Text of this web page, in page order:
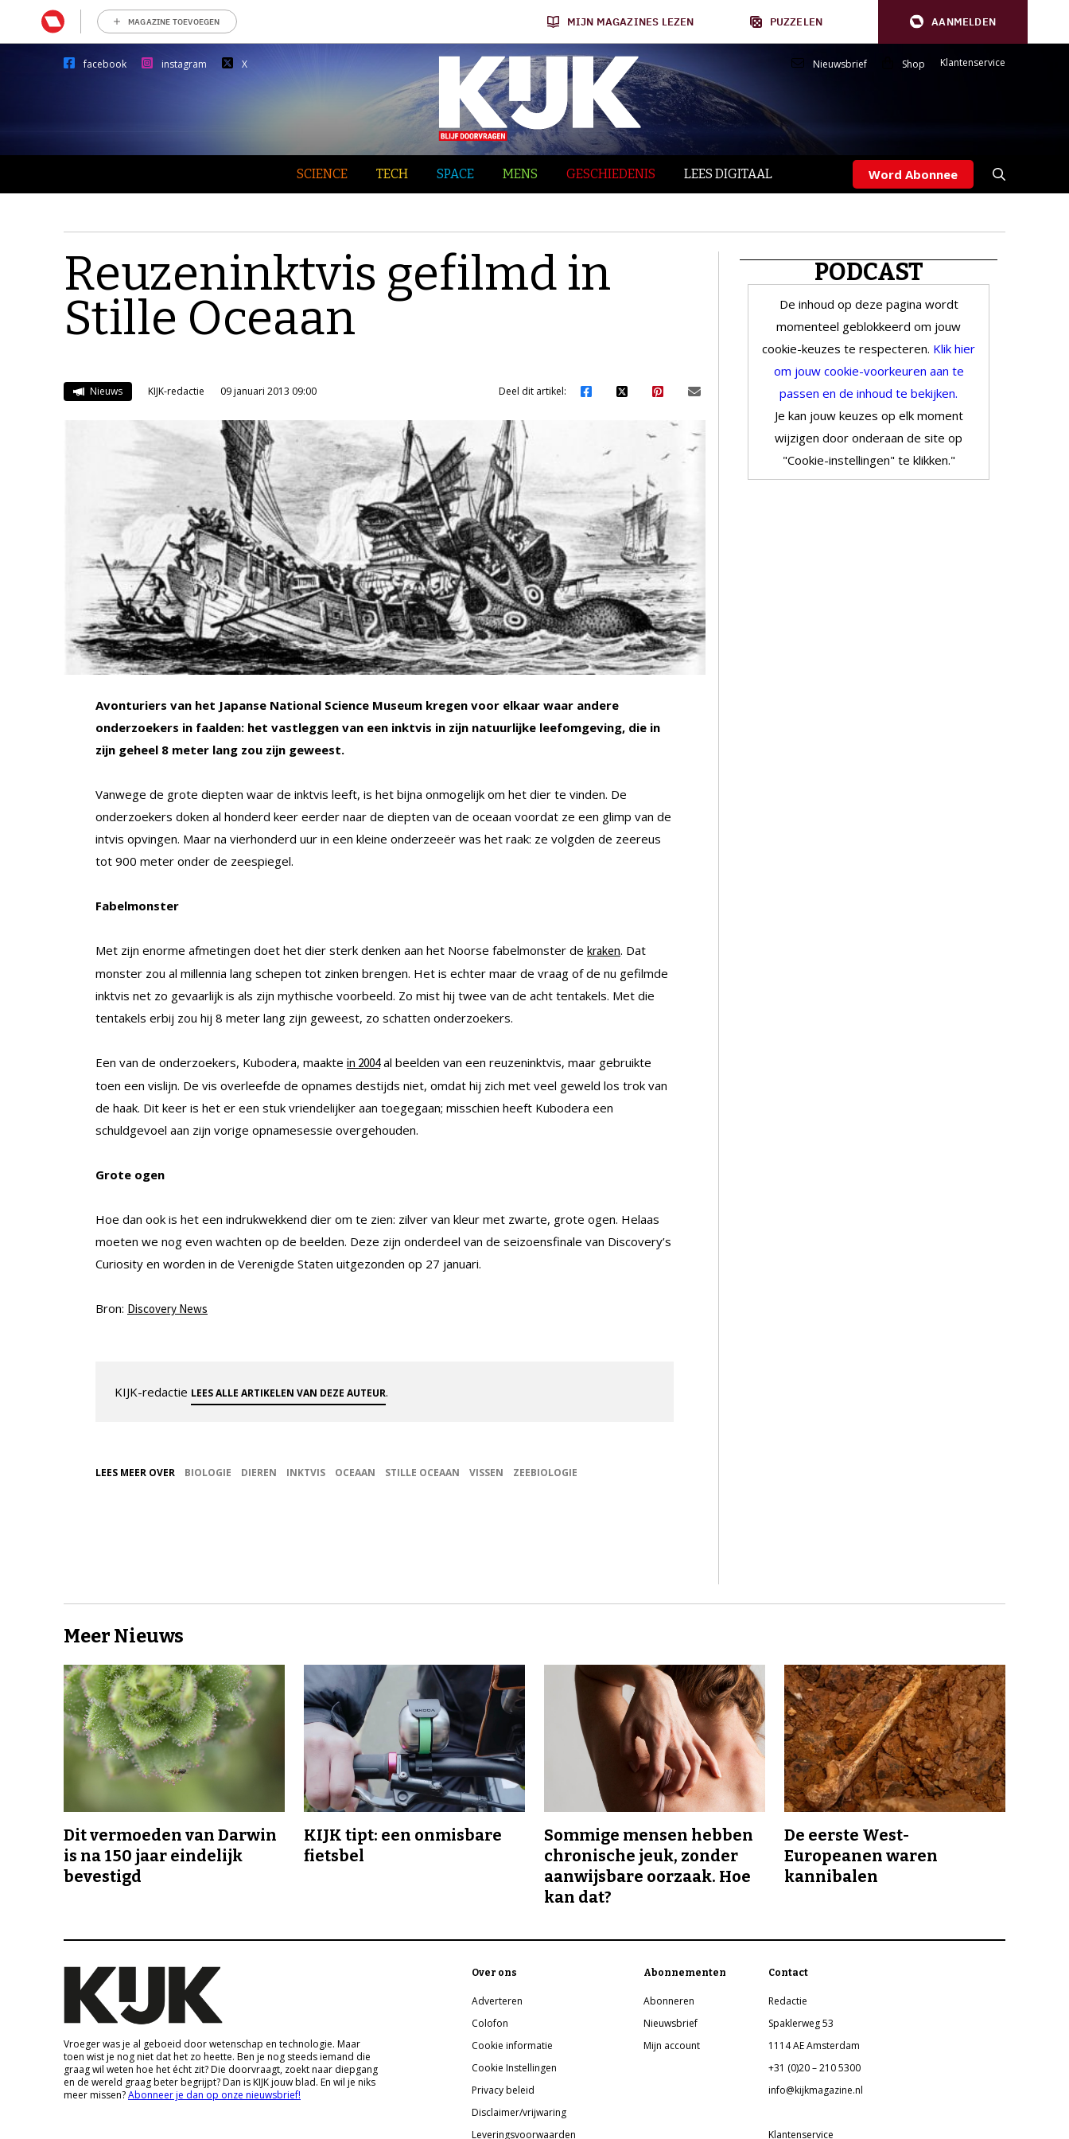
MAGAZINE TOEVOEGEN MIJN MAGAZINES LEZEN PUZZELEN AANMELDEN
facebook instagram X Nieuwsbrief Shop Klantenservice
SCIENCE TECH SPACE MENS GESCHIEDENIS LEES DIGITAAL Word Abonnee
Reuzeninktvis gefilmd in
Stille Oceaan
Nieuws KIJK-redactie 09 januari 2013 09:00 Deel dit artikel:
Avonturiers van het Japanse National Science Museum kregen voor elkaar waar andere
onderzoekers in faalden: het vastleggen van een inktvis in zijn natuurlijke leefomgeving, die in
zijn geheel 8 meter lang zou zijn geweest.
Vanwege de grote diepten waar de inktvis leeft, is het bijna onmogelijk om het dier te vinden. De
onderzoekers doken al honderd keer eerder naar de diepten van de oceaan voordat ze een glimp van de
intvis opvingen. Maar na vierhonderd uur in een kleine onderzeeër was het raak: ze volgden de zeereus
tot 900 meter onder de zeespiegel.
Fabelmonster
Met zijn enorme afmetingen doet het dier sterk denken aan het Noorse fabelmonster de kraken. Dat
monster zou al millennia lang schepen tot zinken brengen. Het is echter maar de vraag of de nu gefilmde
inktvis net zo gevaarlijk is als zijn mythische voorbeeld. Zo mist hij twee van de acht tentakels. Met die
tentakels erbij zou hij 8 meter lang zijn geweest, zo schatten onderzoekers.
Een van de onderzoekers, Kubodera, maakte in 2004al beelden van een reuzeninktvis, maar gebruikte
toen een vislijn. De vis overleefde de opnames destijds niet, omdat hij zich met veel geweld los trok van
de haak. Dit keer is het er een stuk vriendelijker aan toegegaan; misschien heeft Kubodera een
schuldgevoel aan zijn vorige opnamesessie overgehouden.
Grote ogen
Hoe dan ook is het een indrukwekkend dier om te zien: zilver van kleur met zwarte, grote ogen. Helaas
moeten we nog even wachten op de beelden. Deze zijn onderdeel van de seizoensfinale van Discovery’s
Curiosity en worden in de Verenigde Staten uitgezonden op 27 januari.
Bron: Discovery News
KIJK-redactie LEES ALLE ARTIKELEN VAN DEZE AUTEUR.
LEES MEER OVER BIOLOGIE DIEREN INKTVIS OCEAAN STILLE OCEAAN VISSEN ZEEBIOLOGIE
PODCAST
De inhoud op deze pagina wordt
momenteel geblokkeerd om jouw
cookie-keuzes te respecteren. Klik hier
om jouw cookie-voorkeuren aan te
passen en de inhoud te bekijken.
Je kan jouw keuzes op elk moment
wijzigen door onderaan de site op
"Cookie-instellingen" te klikken."
Meer Nieuws
Dit vermoeden van Darwin
is na 150 jaar eindelijk
bevestigd
KIJK tipt: een onmisbare
fietsbel
Sommige mensen hebben
chronische jeuk, zonder
aanwijsbare oorzaak. Hoe
kan dat?
De eerste West-
Europeanen waren
kannibalen
Vroeger was je al geboeid door wetenschap en technologie. Maar
toen wist je nog niet dat het zo heette. Ben je nog steeds iemand die
graag wil weten hoe het écht zit? Die doorvraagt, zoekt naar diepgang
en de wereld graag beter begrijpt? Dan is KIJK jouw blad. En wil je niks
meer missen?Abonneer je dan op onze nieuwsbrief!
Over ons
Adverteren
Colofon
Cookie informatie
Cookie Instellingen
Privacy beleid
Disclaimer/vrijwaring
Leveringsvoorwaarden
Abonnementen
Abonneren
Nieuwsbrief
Mijn account
Contact
Redactie
Spaklerweg 53
1114 AE Amsterdam
+31 (0)20 – 210 5300
info@kijkmagazine.nl
Klantenservice